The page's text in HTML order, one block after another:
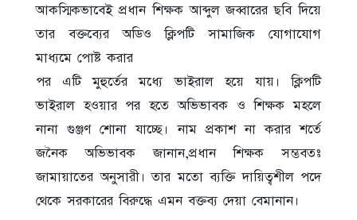
আকস্মিকভাবেই প্রধান শিক্ষক আব্দুল জব্বারের ছবি দিয়ে
তার বক্তব্যের অডিও ক্লিপটি সামাজিক যোগাযোগ
মাধ্যমে পোষ্ট করার
পর এটি মুহুর্তের মধ্যে ভাইরাল হয়ে যায়। ক্লিপটি
ভাইরাল হওয়ার পর হতে অভিভাবক ও শিক্ষক মহলে
নানা গুঞ্জণ শোনা যাচ্ছে। নাম প্রকাশ না করার শর্তে
জনৈক অভিভাবক জানান,প্রধান শিক্ষক সম্ভবতঃ
জামায়াতের অনুসারী। তার মতো ব্যক্তি দায়িত্বশীল পদে
থেকে সরকারের বিরুদ্ধে এমন বক্তব্য দেয়া বেমানান।